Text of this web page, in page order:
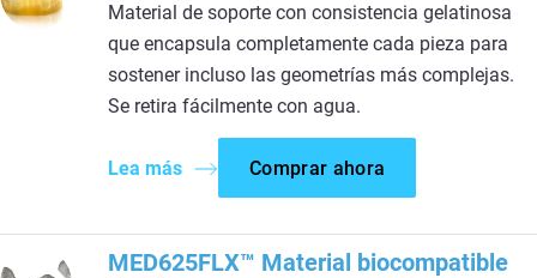
Material de soporte con consistencia gelatinosa
que encapsula completamente cada pieza para
sostener incluso las geometrías más complejas.
Se retira fácilmente con agua.​
Lea más Comprar ahora
MED625FLX™ Material biocompatible